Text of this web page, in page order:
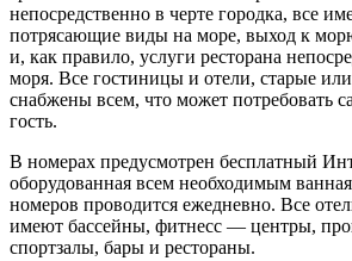
непосредственно в черте городка, все
потрясающие виды на море, выход к
и, как правило, услуги ресторана
моря. Все гостиницы и отели, старые
снабжены всем, что может потребовать
гость.
В номерах предусмотрен бесплатный
оборудованная всем необходимым
номеров проводится ежедневно. Все
имеют бассейны, фитнесс — центры,
спортзалы, бары и рестораны.